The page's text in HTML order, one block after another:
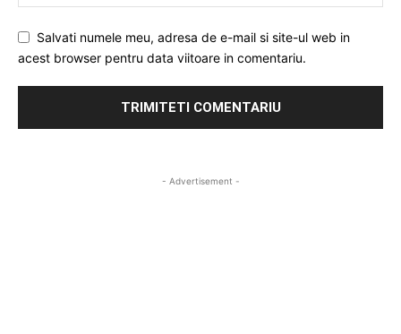
Salvati numele meu, adresa de e-mail si site-ul web in
acest browser pentru data viitoare in comentariu.
- Advertisement -